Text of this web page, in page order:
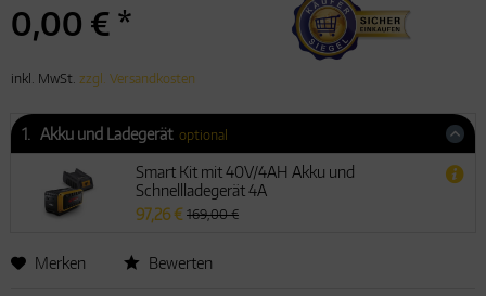
0,00 € *
inkl. MwSt. zzgl. Versandkosten
1. Akku und Ladegerät optional
Smart Kit mit 40V/4AH Akku und
Schnellladegerät 4A
97,26 € 169,00 €
Merken Bewerten